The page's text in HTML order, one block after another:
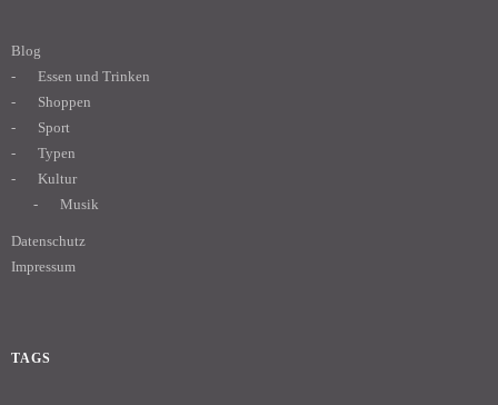
Blog
Essen und Trinken
Shoppen
Sport
Typen
Kultur
Musik
Datenschutz
Impressum
TAGS